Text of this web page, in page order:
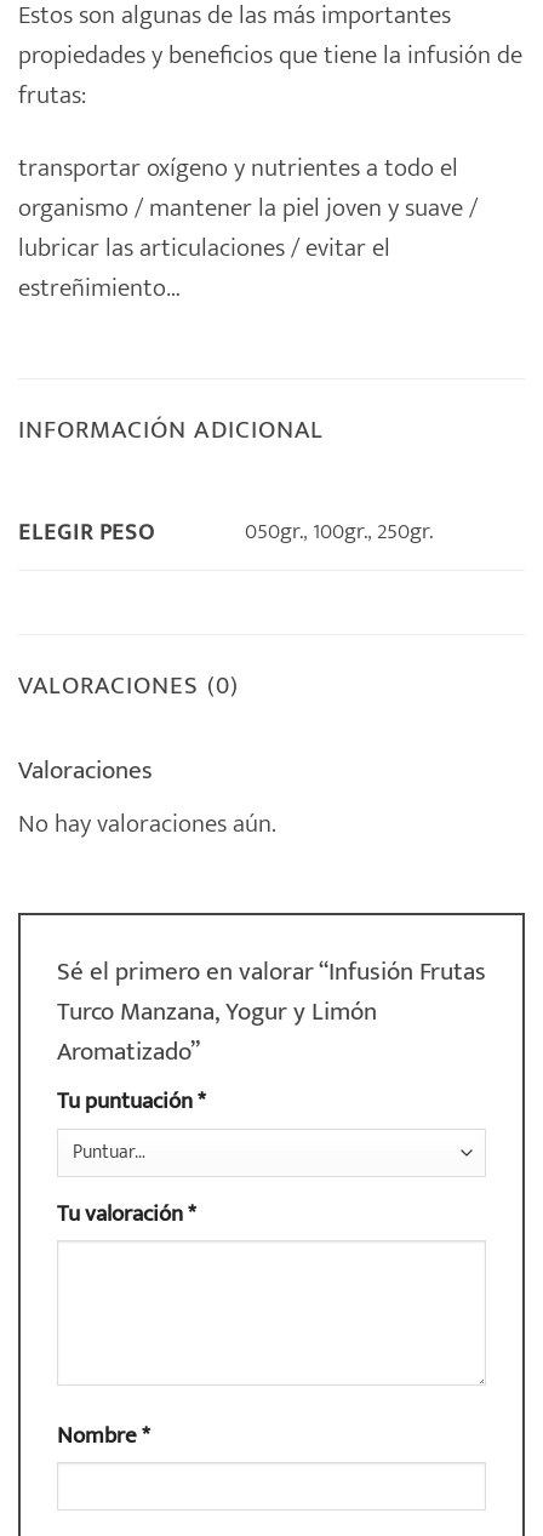
Estos son algunas de las más importantes
propiedades y beneficios que tiene la infusión de
frutas:
transportar oxígeno y nutrientes a todo el
organismo / mantener la piel joven y suave /
lubricar las articulaciones / evitar el
estreñimiento…
INFORMACIÓN ADICIONAL
ELEGIR PESO 050gr.,100gr.,250gr.
VALORACIONES (0)
Valoraciones
No hay valoraciones aún.
Sé el primero en valorar “Infusión Frutas
Turco Manzana, Yogur y Limón
Aromatizado”
Tu puntuación*
Tu valoración*
Nombre*